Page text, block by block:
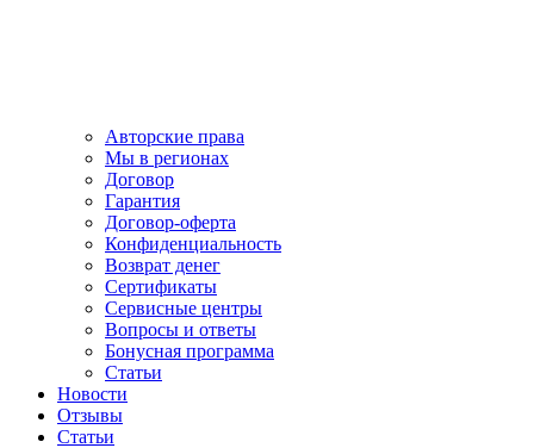
Авторские права
Мы в регионах
Договор
Гарантия
Договор-оферта
Конфиденциальность
Возврат денег
Сертификаты
Сервисные центры
Вопросы и ответы
Бонусная программа
Статьи
Новости
Отзывы
Статьи